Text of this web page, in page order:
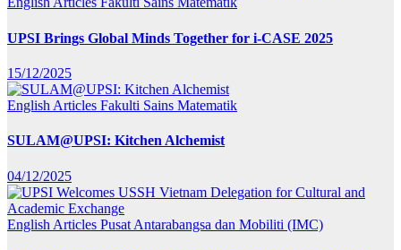
UPSI Brings Global Minds Together for i-CASE 2025
15/12/2025
English Articles Fakulti Sains Matematik
SULAM@UPSI: Kitchen Alchemist
04/12/2025
English Articles Pusat Antarabangsa dan Mobiliti (IMC)